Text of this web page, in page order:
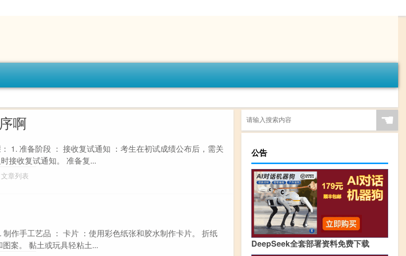
啊
1. 准备阶段 ： 接收复试通知 ：考生在初试成绩公布后，需关
接收复试通知。 准备复...
文章列表
作手工艺品 ： 卡片 ：使用彩色纸张和胶水制作卡片。 折纸
案。 黏土或玩具轻粘土...
☚
公告
DeepSeek全套部署资料免费下载